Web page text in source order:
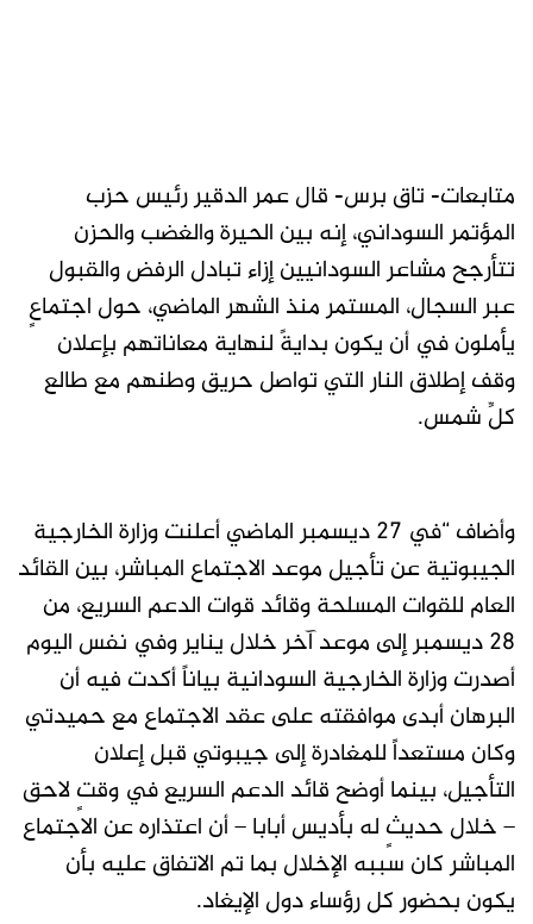
متابعات- تاق برس- قال عمر الدقير رئيس حزب
المؤتمر السوداني، إنه بين الحيرة والغضب والحزن
تتأرجح مشاعر السودانيين إزاء تبادل الرفض والقبول
عبر السجال، المستمر منذ الشهر الماضي، حول اجتماعٍ
يأملون في أن يكون بدايةً لنهاية معاناتهم بإعلان
وقف إطلاق النار التي تواصل حريق وطنهم مع طالع
كلِّ شمس.
وأضاف “في 27 ديسمبر الماضي أعلنت وزارة الخارجية
الجيبوتية عن تأجيل موعد الاجتماع المباشر، بين القائد
العام للقوات المسلحة وقائد قوات الدعم السريع، من
٢٨ ديسمبر إلى موعد آخر خلال يناير وفي نفس اليوم
أصدرت وزارة الخارجية السودانية بياناً أكدت فيه أن
البرهان أبدى موافقته على عقد الاجتماع مع حميدتي
وكان مستعداً للمغادرة إلى جيبوتي قبل إعلان
التأجيل، بينما أوضح قائد الدعم السريع في وقتٍ لاحق
– خلال حديثٍ له بأديس أبابا – أن اعتذاره عن الاجتماع
المباشر كان سببه الإخلال بما تم الاتفاق عليه بأن
يكون بحضور كل رؤساء دول الإيغاد.